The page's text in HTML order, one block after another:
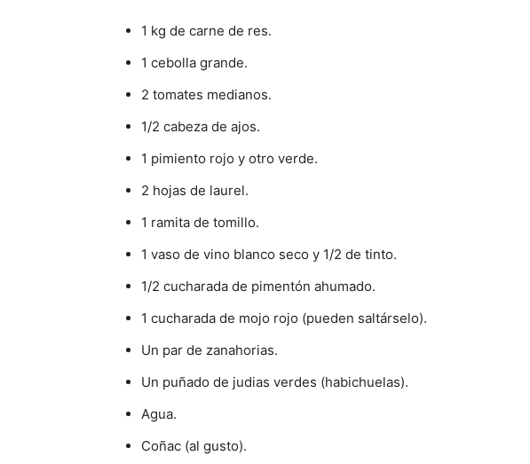
1 kg de carne de res.
1 cebolla grande.
2 tomates medianos.
1/2 cabeza de ajos.
1 pimiento rojo y otro verde.
2 hojas de laurel.
1 ramita de tomillo.
1 vaso de vino blanco seco y 1/2 de tinto.
1/2 cucharada de pimentón ahumado.
1 cucharada de mojo rojo (pueden saltárselo).
Un par de zanahorias.
Un puñado de judias verdes (habichuelas).
Agua.
Coñac (al gusto).